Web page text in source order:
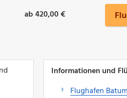
ab 420,00 €
Informationen und
Flughafen